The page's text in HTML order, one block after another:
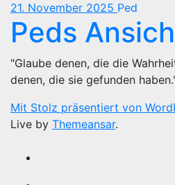
21. November 2025 Ped
Peds
"Glaube denen, die die
denen, die sie gefunden
Mit Stolz präsentiert von
Live by Themeansar.